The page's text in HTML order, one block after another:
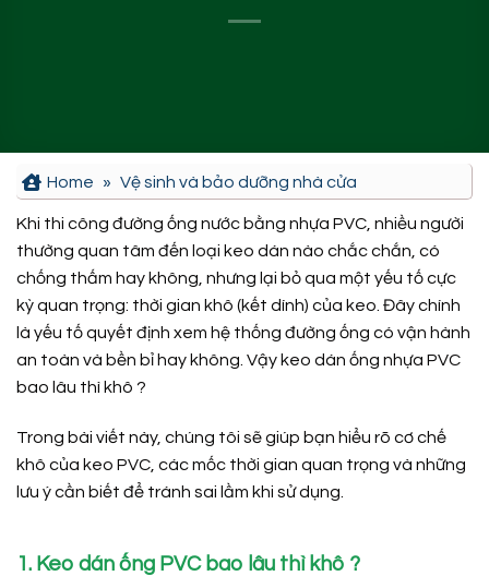
Home » Vệ sinh và bảo dưỡng nhà cửa
Khi thi công đường ống nước bằng nhựa PVC, nhiều người
thường quan tâm đến loại keo dán nào chắc chắn, có
chống thấm hay không, nhưng lại bỏ qua một yếu tố cực
kỳ quan trọng: thời gian khô (kết dính) của keo. Đây chính
là yếu tố quyết định xem hệ thống đường ống có vận hành
an toàn và bền bỉ hay không. Vậy keo dán ống nhựa PVC
bao lâu thì khô ?
Trong bài viết này, chúng tôi sẽ giúp bạn hiểu rõ cơ chế
khô của keo PVC, các mốc thời gian quan trọng và những
lưu ý cần biết để tránh sai lầm khi sử dụng.
1. Keo dán ống PVC bao lâu thì khô ?